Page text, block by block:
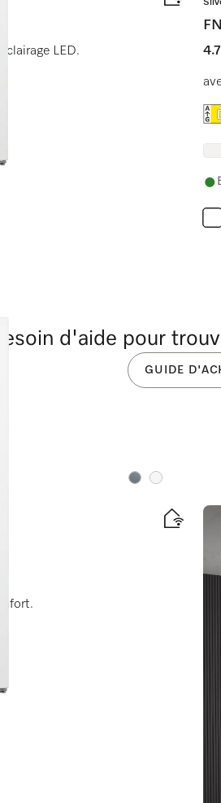
LED. 4.7
CouleursCouleurs
Besoin d'aide pour
GUIDE